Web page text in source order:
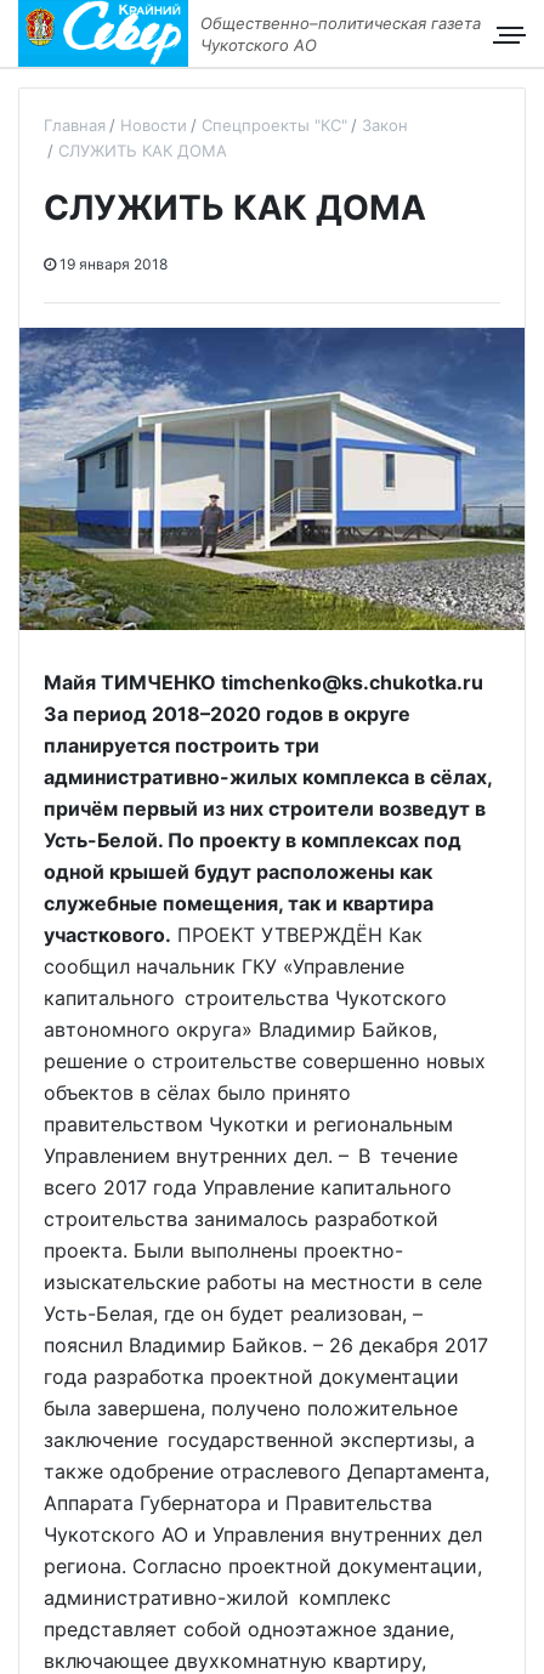
Общественно–политическая газета
Чукотского АО
Главная Новости Спецпроекты "КС"
Закон
СЛУЖИТЬ КАК ДОМА
СЛУЖИТЬ КАК ДОМА
19 января 2018
Майя ТИМЧЕНКО timchenko@ks.chukotka.ru
За период 2018–2020 годов в округе
планируется построить три
административно-жилых комплекса в сёлах,
причём первый из них строители возведут в
Усть-Белой. По проекту в комплексах под
одной крышей будут расположены как
служебные помещения, так и квартира
участкового. ПРОЕКТ УТВЕРЖДЁН Как
сообщил начальник ГКУ «Управление
капитального строительства Чукотского
автономного округа» Владимир Байков,
решение о строительстве совершенно новых
объектов в сёлах было принято
правительством Чукотки и региональным
Управлением внутренних дел. – В течение
всего 2017 года Управление капитального
строительства занималось разработкой
проекта. Были выполнены проектно-
изыскательские работы на местности в селе
Усть-Белая, где он будет реализован, –
пояснил Владимир Байков. – 26 декабря 2017
года разработка проектной документации
была завершена, получено положительное
заключение государственной экспертизы, а
также одобрение отраслевого Департамента,
Аппарата Губернатора и Правительства
Чукотского АО и Управления внутренних дел
региона. Согласно проектной документации,
административно-жилой комплекс
представляет собой одноэтажное здание,
включающее двухкомнатную квартиру,